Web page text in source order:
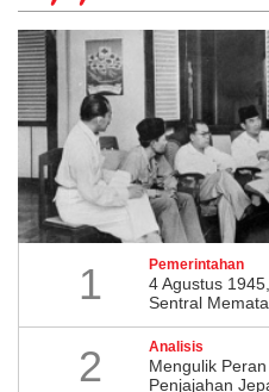
1 Pemerintahan
4 Agustus
Sentral
2 Analisis
Mengulik
Penjajahan